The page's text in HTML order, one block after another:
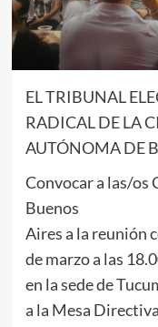
EL TRIBUNAL
RADICAL DE LA
AUTÓNOMA DE
Convocar a las/os
Buenos
Aires a la reunión
de marzo a las
en la sede de
a la Mesa